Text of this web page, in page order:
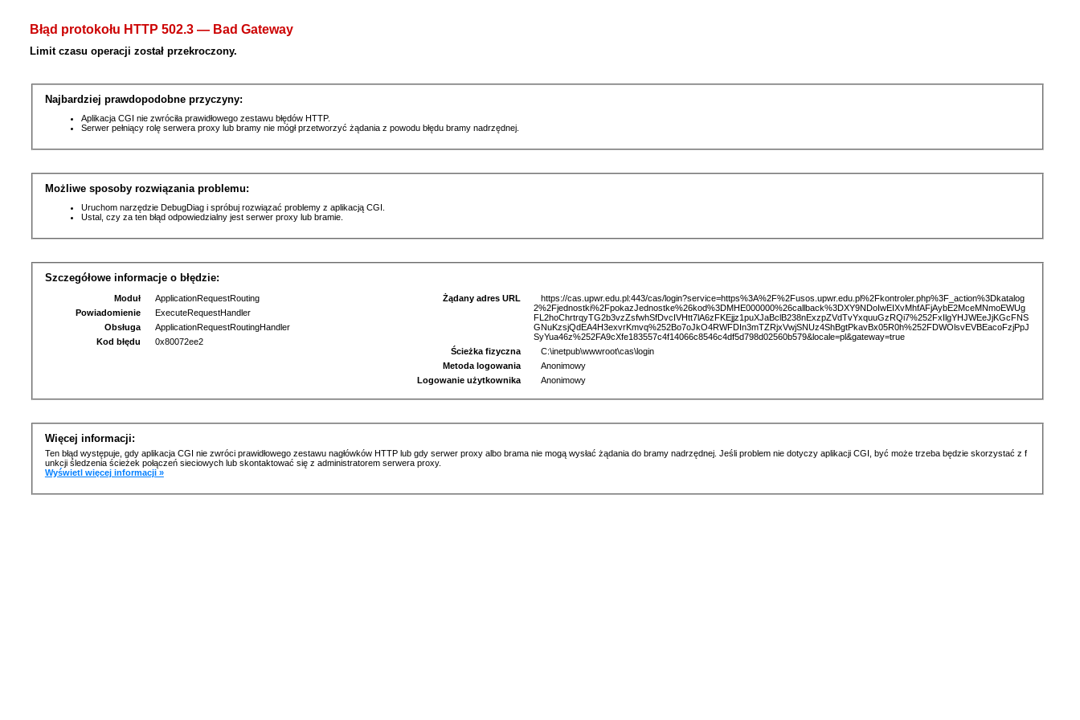
Błąd protokołu HTTP 502.3 — Bad Gateway
Limit czasu operacji został przekroczony.
Najbardziej prawdopodobne przyczyny:
Aplikacja CGI nie zwróciła prawidłowego zestawu błędów HTTP.
Serwer pełniący rolę serwera proxy lub bramy nie mógł przetworzyć żądania z powodu błędu bramy nadrzędnej.
Możliwe sposoby rozwiązania problemu:
Uruchom narzędzie DebugDiag i spróbuj rozwiązać problemy z aplikacją CGI.
Ustal, czy za ten błąd odpowiedzialny jest serwer proxy lub bramie.
Szczegółowe informacje o błędzie:
Moduł
ApplicationRequestRouting
Powiadomienie
ExecuteRequestHandler
Obsługa
ApplicationRequestRoutingHandler
Kod błędu
0x80072ee2
Żądany adres URL
https://cas.upwr.edu.pl:443/cas/login?service=https%3A%2F%2Fusos.upwr.edu.pl%2Fkontroler.php%3F_action%3Dkatalog
2%2Fjednostki%2FpokazJednostke%26kod%3DMHE000000%26callback%3DXY9NDoIwEIXvMhfAFjAybE2MceMNmoEWUg
FL2hoChrtrqyTG2b3vzZsfwhSfDvcIVHtt7lA6zFKEjjz1puXJaBclB238nExzpZVdTvYxquuGzRQi7%252FxIlgYHJWEeJjKGcFNS
GNuKzsjQdEA4H3exvrKmvq%252Bo7oJkO4RWFDIn3mTZRjxVwjSNUz4ShBgtPkavBx05R0h%252FDWOlsvEVBEacoFzjPpJ
SyYua46z%252FA9cXfe183557c4f14066c8546c4df5d798d02560b579&locale=pl&gateway=true
Ścieżka fizyczna
C:\inetpub\wwwroot\cas\login
Metoda logowania
Anonimowy
Logowanie użytkownika
Anonimowy
Więcej informacji:
Ten błąd występuje, gdy aplikacja CGI nie zwróci prawidłowego zestawu nagłówków HTTP lub gdy serwer proxy albo brama nie mogą wysłać żądania do bramy nadrzędnej. Jeśli problem nie dotyczy aplikacji CGI, być może trzeba będzie skorzystać z f
unkcji śledzenia ścieżek połączeń sieciowych lub skontaktować się z administratorem serwera proxy.
Wyświetl więcej informacji »